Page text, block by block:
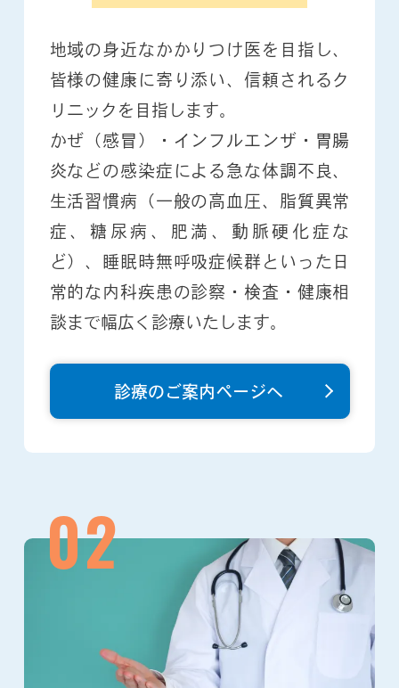
地域の身近なかかりつけ医を目指し、
皆様の健康に寄り添い、信頼されるク
リニックを目指します。
かぜ（感冒）・インフルエンザ・胃腸
炎などの感染症による急な体調不良、
生活習慣病（一般の高血圧、脂質異常
症、糖尿病、肥満、動脈硬化症な
ど）、睡眠時無呼吸症候群といった日
常的な内科疾患の診察・検査・健康相
談まで幅広く診療いたします。
診療のご案内ページへ
02